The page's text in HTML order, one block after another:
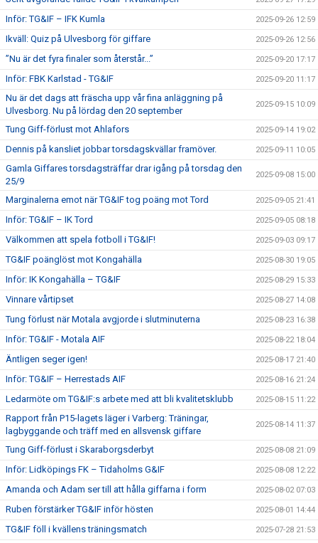
Inför: TG&IF – IFK Kumla 2025-09-26 12:59
Ikväll: Quiz på Ulvesborg för giffare 2025-09-26 12:56
”Nu är det fyra finaler som återstår...” 2025-09-20 17:17
Inför: FBK Karlstad - TG&IF 2025-09-20 11:17
Nu är det dags att fräscha upp vår fina anläggning på
Ulvesborg. Nu på lördag den 20 september
2025-09-15 10:09
Tung Giff-förlust mot Ahlafors 2025-09-14 19:02
Dennis på kansliet jobbar torsdagskvällar framöver. 2025-09-11 10:05
Gamla Giffares torsdagsträffar drar igång på torsdag den
25/9
2025-09-08 15:00
Marginalerna emot när TG&IF tog poäng mot Tord 2025-09-05 21:41
Inför: TG&IF – IK Tord 2025-09-05 08:18
Välkommen att spela fotboll i TG&IF! 2025-09-03 09:17
TG&IF poänglöst mot Kongahälla 2025-08-30 19:05
Inför: IK Kongahälla – TG&IF 2025-08-29 15:33
Vinnare vårtipset 2025-08-27 14:08
Tung förlust när Motala avgjorde i slutminuterna 2025-08-23 16:38
Inför: TG&IF - Motala AIF 2025-08-22 18:04
Äntligen seger igen! 2025-08-17 21:40
Inför: TG&IF – Herrestads AIF 2025-08-16 21:24
Ledarmöte om TG&IF:s arbete med att bli kvalitetsklubb 2025-08-15 11:22
Rapport från P15-lagets läger i Varberg: Träningar,
lagbyggande och träff med en allsvensk giffare
2025-08-14 11:37
Tung Giff-förlust i Skaraborgsderbyt 2025-08-08 21:09
Inför: Lidköpings FK – Tidaholms G&IF 2025-08-08 12:22
Amanda och Adam ser till att hålla giffarna i form 2025-08-02 07:03
Ruben förstärker TG&IF inför hösten 2025-08-01 14:44
TG&IF föll i kvällens träningsmatch 2025-07-28 21:53